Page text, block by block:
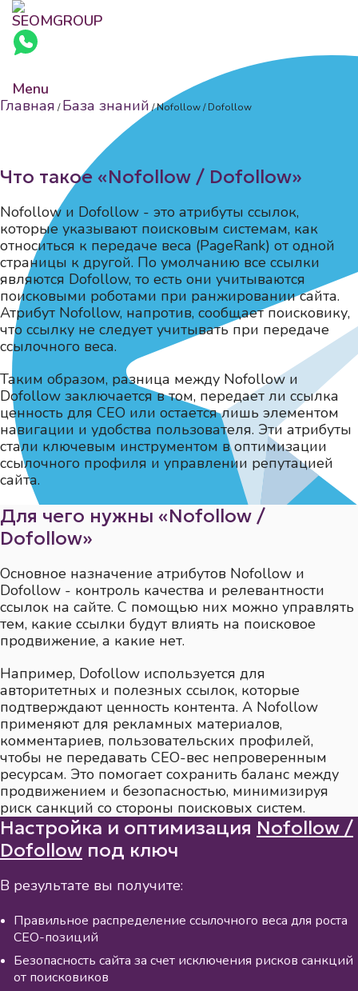
Menu
Главная /База знаний /Nofollow / Dofollow
Что такое «Nofollow / Dofollow»
Nofollow и Dofollow - это атрибуты ссылок,
которые указывают поисковым системам, как
относиться к передаче веса (PageRank) от одной
страницы к другой. По умолчанию все ссылки
являются Dofollow, то есть они учитываются
поисковыми роботами при ранжировании сайта.
Атрибут Nofollow, напротив, сообщает поисковику,
что ссылку не следует учитывать при передаче
ссылочного веса.
Таким образом, разница между Nofollow и
Dofollow заключается в том, передает ли ссылка
ценность для СЕО или остается лишь элементом
навигации и удобства пользователя. Эти атрибуты
стали ключевым инструментом в оптимизации
ссылочного профиля и управлении репутацией
сайта.
Для чего нужны «Nofollow /
Dofollow»
Основное назначение атрибутов Nofollow и
Dofollow - контроль качества и релевантности
ссылок на сайте. С помощью них можно управлять
тем, какие ссылки будут влиять на поисковое
продвижение, а какие нет.
Например, Dofollow используется для
авторитетных и полезных ссылок, которые
подтверждают ценность контента. А Nofollow
применяют для рекламных материалов,
комментариев, пользовательских профилей,
чтобы не передавать СЕО-вес непроверенным
ресурсам. Это помогает сохранить баланс между
продвижением и безопасностью, минимизируя
риск санкций со стороны поисковых систем.
Настройка и оптимизация Nofollow /
Dofollow под ключ
В результате вы получите:
Правильное распределение ссылочного веса для роста
СЕО-позиций
Безопасность сайта за счет исключения рисков санкций
от поисковиков